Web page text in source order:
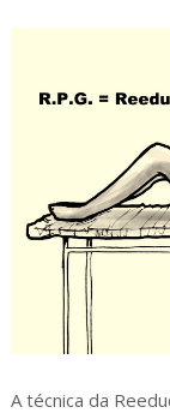
A técnica da